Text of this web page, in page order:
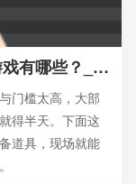
适合几百人的国庆中秋活动暖场游戏有哪些？_思讯互动大屏幕互动
门槛太高，大部
得半天。下面这
道具，现场就能